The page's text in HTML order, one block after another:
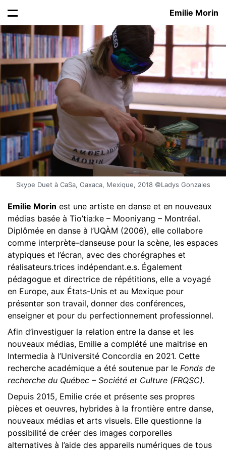
Emilie Morin
Skype Duet à CaSa, Oaxaca, Mexique, 2018 ©Ladys Gonzales
Emilie Morin est une artiste en danse et en nouveaux
médias basée à Tio’tia:ke – Mooniyang – Montréal.
Diplômée en danse à l’UQÀM (2006), elle collabore
comme interprète-danseuse pour la scène, les espaces
atypiques et l’écran, avec des chorégraphes et
réalisateurs.trices indépendant.e.s. Également
pédagogue et directrice de répétitions, elle a voyagé
en Europe, aux États-Unis et au Mexique pour
présenter son travail, donner des conférences,
enseigner et pour du perfectionnement professionnel.
Afin d’investiguer la relation entre la danse et les
nouveaux médias, Emilie a complété une maitrise en
Intermedia à l’Université Concordia en 2021. Cette
recherche académique a été soutenue par le Fonds de
recherche du Québec – Société et Culture (FRQSC).
Depuis 2015, Emilie crée et présente ses propres
pièces et oeuvres, hybrides à la frontière entre danse,
nouveaux médias et arts visuels. Elle questionne la
possibilité de créer des images corporelles
alternatives à l’aide des appareils numériques de tous